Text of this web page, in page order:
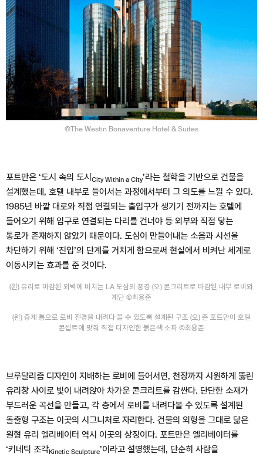
©The Westin Bonaventure Hotel & Suites
포트만은 ‘도시 속의 도시City Within a City’라는 철학을 기반으로 건물을
설계했는데, 호텔 내부로 들어서는 과정에서부터 그 의도를 느낄 수 있다.
1985년 바깥 대로와 직접 연결되는 출입구가 생기기 전까지는 호텔에
들어오기 위해 입구로 연결되는 다리를 건너야 등 외부와 직접 닿는
통로가 존재하지 않았기 때문이다. 도심이 만들어내는 소음과 시선을
차단하기 위해 ‘진입’의 단계를 거치게 함으로써 현실에서 비켜난 세계로
이동시키는 효과를 준 것이다.
(왼) 유리로 마감된 외벽에 비치는 LA 도심의 풍경 (오) 콘크리트로 마감된 내부 로비와
계단 ©최용준
(왼) 층계 틈으로 로비 전경을 내려다 볼 수 있도록 설계된 구조 (오) 존 포트만이 호텔
콘셉트에 맞춰 직접 디자인한 붉은색 소파 ©최용준
브루탈리즘 디자인이 지배하는 로비에 들어서면, 천장까지 시원하게 뚫린
유리창 사이로 빛이 내려앉아 차가운 콘크리트를 감싼다. 단단한 소재가
부드러운 곡선을 만들고, 각 층에서 로비를 내려다볼 수 있도록 설계된
돌출형 구조는 이곳의 시그니처로 자리한다. 건물의 외형을 그대로 닮은
원형 유리 엘리베이터 역시 이곳의 상징이다. 포트만은 엘리베이터를
‘키네틱 조각Kinetic Sculpture’이라고 설명했는데, 단순히 사람을